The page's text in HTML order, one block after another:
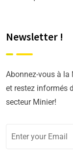
Newsletter !
Abonnez-vous à la
et restez informés
secteur Minier!